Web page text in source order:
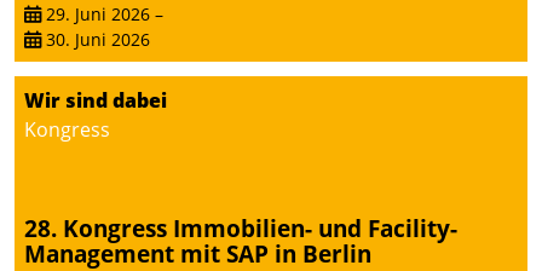
29. Juni 2026 –
30. Juni 2026
Wir sind dabei
Kongress
28. Kongress Immobilien- und Facility-
Management mit SAP in Berlin